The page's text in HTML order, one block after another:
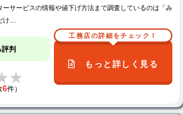
ーサービスの情報や値下げ方法まで調査しているのは「み
け…
判
6件）
工務店の詳細をチェック！
もっと詳しく見る